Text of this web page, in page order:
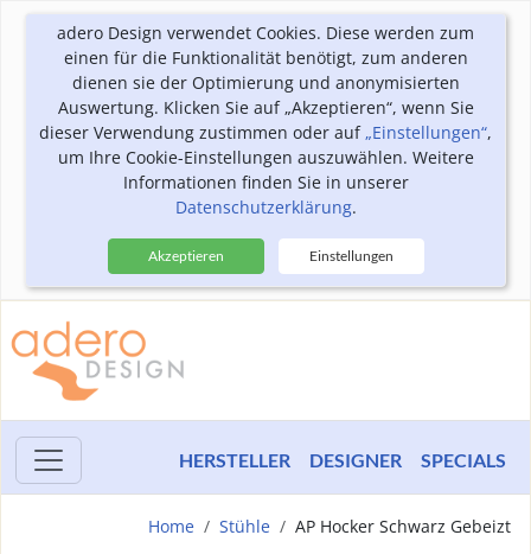
adero Design verwendet Cookies. Diese werden zum
einen für die Funktionalität benötigt, zum anderen
dienen sie der Optimierung und anonymisierten
Auswertung. Klicken Sie auf „Akzeptieren“, wenn Sie
dieser Verwendung zustimmen oder auf„Einstellungen“,
um Ihre Cookie-Einstellungen auszuwählen. Weitere
Informationen finden Sie in unserer
Datenschutzerklärung.
Akzeptieren Einstellungen
HERSTELLER DESIGNER SPECIALS
Home Stühle AP Hocker Schwarz Gebeizt